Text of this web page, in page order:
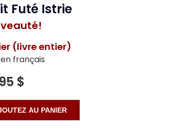
Futé Istrie
(livre entier)
français
$